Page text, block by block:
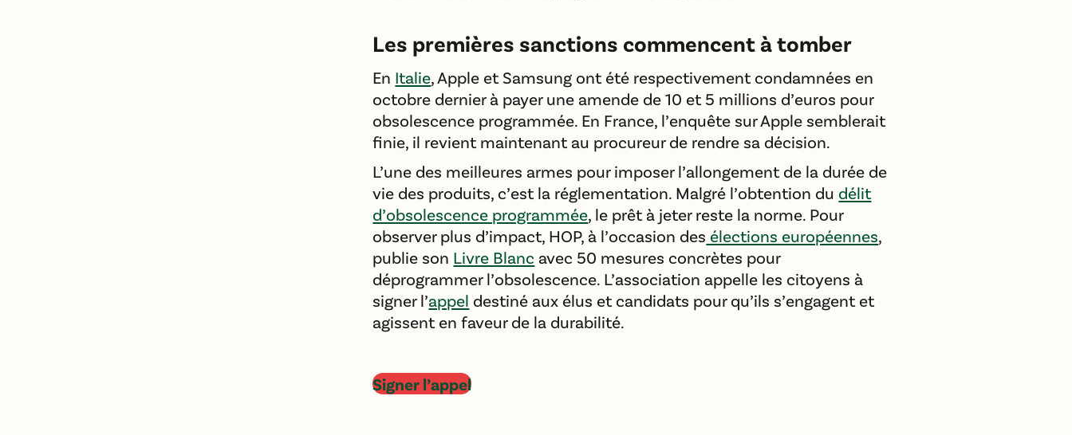
Les premières sanctions commencent à tomber
En Italie, Apple et Samsung ont été respectivement condamnées en
octobre dernier à payer une amende de 10 et 5 millions d’euros pour
obsolescence programmée. En France, l’enquête sur Apple semblerait
finie, il revient maintenant au procureur de rendre sa décision.
L’une des meilleures armes pour imposer l’allongement de la durée de
vie des produits, c’est la réglementation. Malgré l’obtention du délit
d’obsolescence programmée, le prêt à jeter reste la norme. Pour
observer plus d’impact, HOP, à l’occasion des élections européennes,
publie son Livre Blanc avec 50 mesures concrètes pour
déprogrammer l’obsolescence. L’association appelle les citoyens à
signer l’appel destiné aux élus et candidats pour qu’ils s’engagent et
agissent en faveur de la durabilité.
Signer l’appel